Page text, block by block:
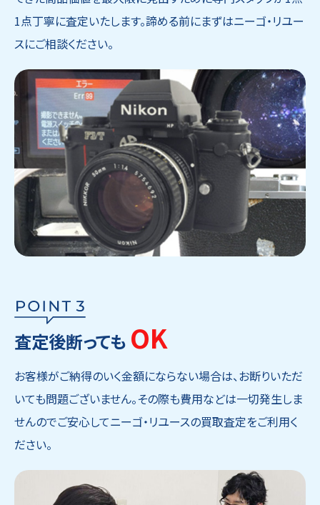
1点丁寧に査定いたします。諦める前にまずはニーゴ・リユー
スにご相談ください。
査定後断っても OK
お客様がご納得のいく金額にならない場合は、お断りいただ
いても問題ございません。その際も費用などは一切発生しま
せんのでご安心してニーゴ・リユースの買取査定をご利用く
ださい。